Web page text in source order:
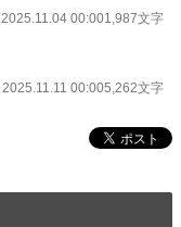
2025.11.04 00:001,987文字
2025.11.11 00:005,262文字